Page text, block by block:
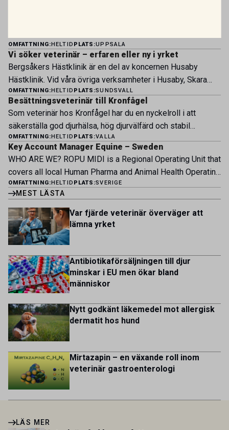
nu sin specialistverksamhet och söker legitimerade
veterinärer med specialistkompetens som vill vara med
och forma vårt nästa kapitel. Hos oss möter du ett
engagerat team, moderna faciliteter och verkliga
möjligheter att bedriva avancerad djursjukvård. Vad vi
erbjuder Särskilt meriterande: […]
OMFATTNING:HELTID PLATS:UPPSALA
Vi söker veterinär – erfaren eller ny i yrket
Bergsåkers Hästklinik är en del av koncernen Husaby
Hästklinik. Vid våra övriga verksamheter i Husaby, Skara
och Bjertorp jobbar idag ett 60-tal medarbetare. Om kliniken
Bergsåkers Hästklinik bedriver veterinärverksamhet i en
modern klinik vid Bergsåkers travbana, Sundsvall. Vi
erbjuder ett mångfasetterat utbud av undersökningar och
behandlingar i välutrustade lokaler. Vi har cirka 7 500
patienter […]
OMFATTNING:HELTID PLATS:SUNDSVALL
Besättningsveterinär till Kronfågel
Som veterinär hos Kronfågel har du en nyckelroll i att
säkerställa god djurhälsa, hög djurvälfärd och stabil
produktion genom hela värdekedjan. Du arbetar nära våra
kontrakterade uppfödare och tillsammans med kollegor
inom produktion, kläckeri, slakt och kvalitet. Rollen präglas
av proaktivt arbete, kunskapsdelning och kontinuerlig
utveckling, där du bidrar till att stärka svensk
kycklingproduktion – […]
OMFATTNING:HELTID PLATS:VALLA
Key Account Manager Equine – Sweden
WHO ARE WE? ROPU MIDI is a Regional Operating Unit that
covers all local Human Pharma and Animal Health Operating
Units across Belgium, Denmark, Norway, Finland, Greece,
Portugal, Sweden, and The Netherlands. MIDI has a
multicultural and diverse work environment. More than
1.800 employees are striving to work together to improve
lives for patients and […]
OMFATTNING:HELTID PLATS:SVERIGE
MEST LÄSTA
Var fjärde veterinär överväger att
lämna yrket
Antibiotikaförsäljningen till djur
minskar i EU men ökar bland
människor
Nytt godkänt läkemedel mot allergisk
dermatit hos hund
Mirtazapin – en växande roll inom
veterinär gastroenterologi
LÄS MER